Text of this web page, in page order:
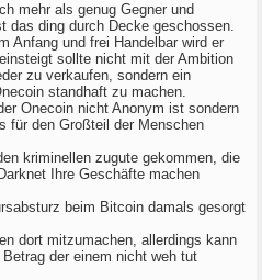
mehr als genug Gegner und
das ding durch Decke geschossen.
Anfang und frei Handelbar wird er
sollte nicht mit der Ambition
zu verkaufen, sondern ein
standhaft zu machen.
Onecoin nicht Anonym ist sondern
für den Großteil der Menschen
kriminellen zugute gekommen, die
Ihre Geschäfte machen
beim Bitcoin damals gesorgt
dort mitzumachen, allerdings kann
der einem nicht weh tut